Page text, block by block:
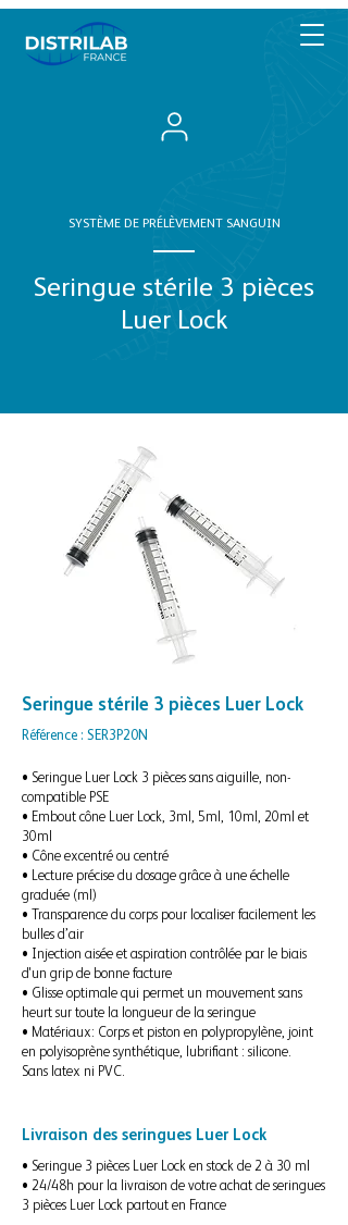
SYSTÈME DE PRÉLÈVEMENT SANGUIN
Seringue stérile 3 pièces
Luer Lock
Seringue stérile 3 pièces Luer Lock
Référence : SER3P20N
• Seringue Luer Lock 3 pièces sans aiguille, non-
compatible PSE
• Embout cône Luer Lock, 3ml, 5ml, 10ml, 20ml et
30ml
• Cône excentré ou centré
• Lecture précise du dosage grâce à une échelle
graduée (ml)
• Transparence du corps pour localiser facilement les
bulles d’air
• Injection aisée et aspiration contrôlée par le biais
d'un grip de bonne facture
• Glisse optimale qui permet un mouvement sans
heurt sur toute la longueur de la seringue
• Matériaux: Corps et piston en polypropylène, joint
en polyisoprène synthétique, lubrifiant : silicone.
Sans latex ni PVC.
Livraison des seringues Luer Lock
• Seringue 3 pièces Luer Lock en stock de 2 à 30 ml
• 24/48h pour la livraison de votre achat de seringues
3 pièces Luer Lock partout en France